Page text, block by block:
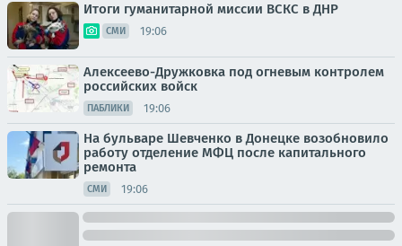
Итоги гуманитарной миссии ВСКС в ДНР
СМИ 19:06
Алексеево-Дружковка под огневым контролем
российских войск
ПАБЛИКИ 19:06
На бульваре Шевченко в Донецке возобновило
работу отделение МФЦ после капитального
ремонта
СМИ 19:06